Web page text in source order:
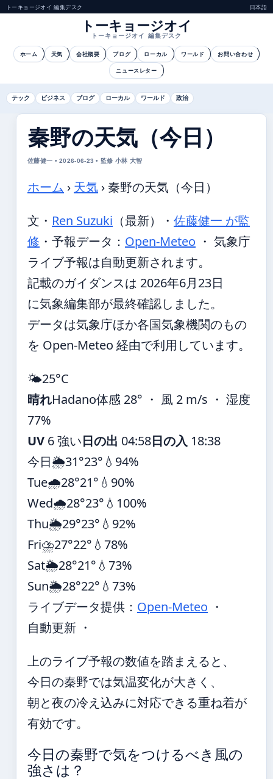
トーキョージオイ 編集デスク 日本語
トーキョージオイ
トーキョージオイ 編集デスク
ホーム 天気 会社概要 ブログ ローカル ワールド お問い合わせ
ニュースレター
テック ビジネス ブログ ローカル ワールド 政治
秦野の天気（今日）
佐藤健一 • 2026-06-23 • 監修 小林 大智
ホーム › 天気 › 秦野の天気（今日）
文・ Ren Suzuki （最新） ・ 佐藤健一 が監
修 ・ 予報データ： Open-Meteo ・ 気象庁
ライブ予報は自動更新されます。
記載のガイダンスは 2026年6月23日
に気象編集部が最終確認しました。
データは気象庁ほか各国気象機関のもの
を Open-Meteo 経由で利用しています。
🌤️25°C
晴れHadano体感 28° ・ 風 2 m/s ・ 湿度
77%
UV 6 強い日の出 04:58日の入 18:38
今日🌦️31°23° 💧94%
Tue🌧️28°21° 💧90%
Wed🌧️28°23° 💧100%
Thu🌦️29°23° 💧92%
Fri⛈️27°22° 💧78%
Sat🌦️28°21° 💧73%
Sun🌦️28°22° 💧73%
ライブデータ提供： Open-Meteo ・
自動更新 ・
上のライブ予報の数値を踏まえると、
今日の秦野では気温変化が大きく、
朝と夜の冷え込みに対応できる重ね着が
有効です。
今日の秦野で気をつけるべき風の
強さは？